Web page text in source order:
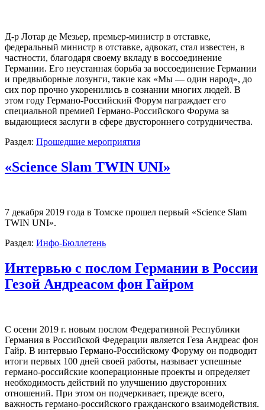
Д-р Лотар де Мезьер, премьер-министр в отставке,
федеральный министр в отставке, адвокат, стал известен, в
частности, благодаря своему вкладу в воссоединение
Германии. Его неустанная борьба за воссоединение Германии
и предвыборные лозунги, такие как «Мы — один народ», до
сих пор прочно укоренились в сознании многих людей. В
этом году Германо-Российский Форум награждает его
специальной премией Германо-Российского Форума за
выдающиеся заслуги в сфере двустороннего сотрудничества.
Раздел: Прошедшие мероприятия
«Science Slam TWIN UNI»
7 декабря 2019 года в Томске прошел первый «Science Slam
TWIN UNI».
Раздел: Инфо-Бюллетень
Интервью с послом Германии в России
Гезой Андреасом фон Гайром
С осени 2019 г. новым послом Федеративной Республики
Германия в Российской Федерации является Геза Андреас фон
Гайр. В интервью Германо-Российскому Форуму он подводит
итоги первых 100 дней своей работы, называет успешные
германо-российские кооперационные проекты и определяет
необходимость действий по улучшению двусторонних
отношений. При этом он подчеркивает, прежде всего,
важность германо-российского гражданского взаимодействия.